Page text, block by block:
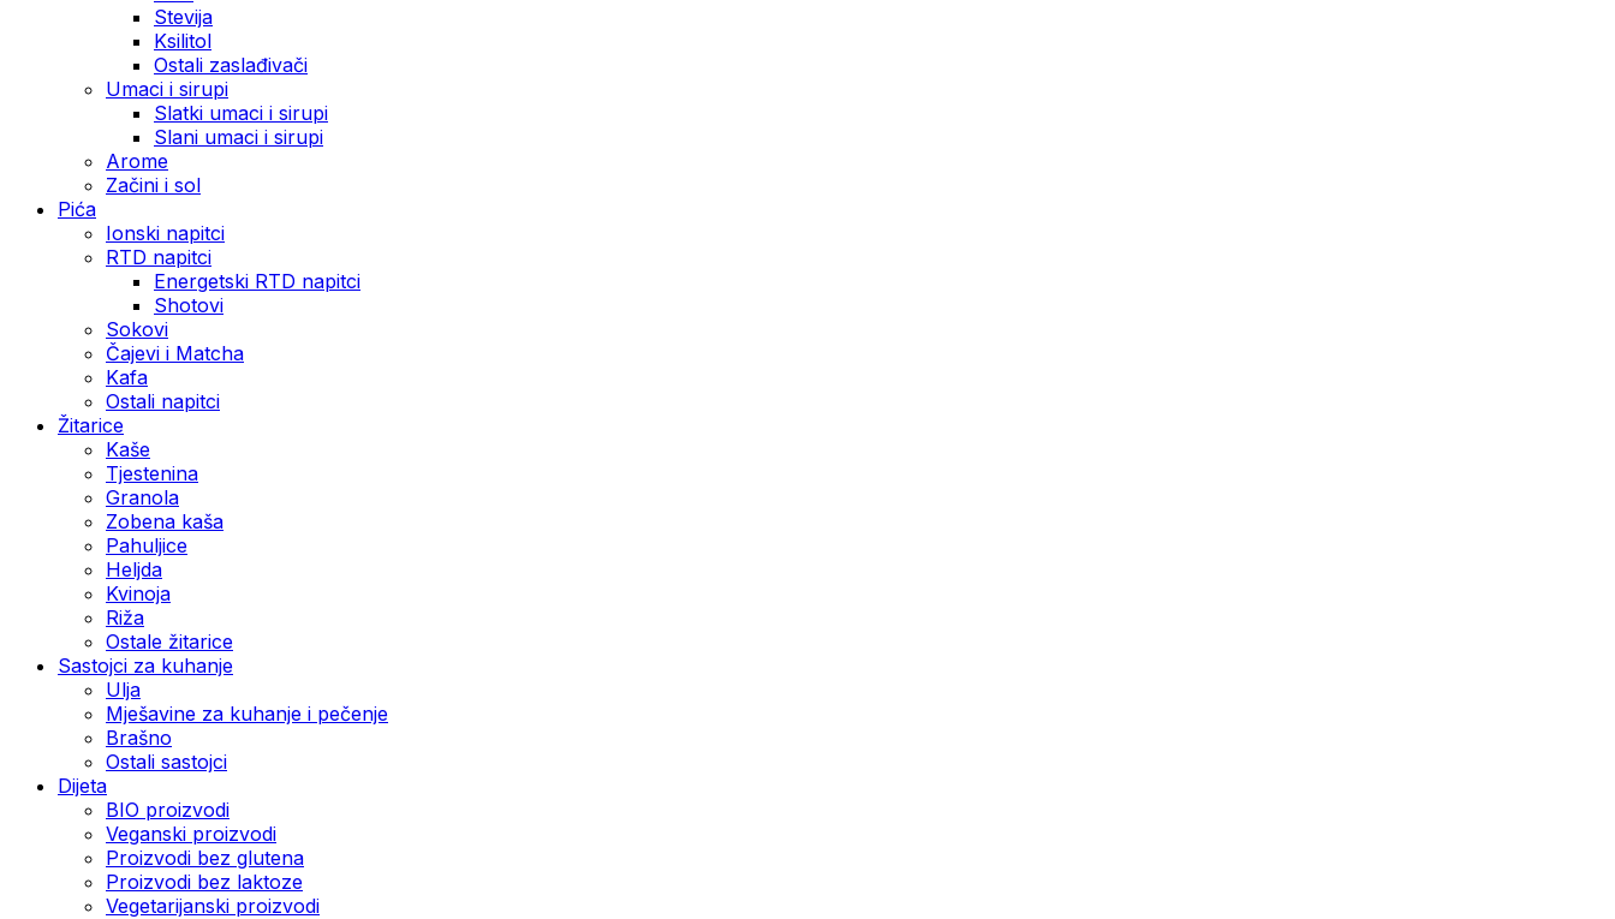
Stevija
Ksilitol
Ostali zaslađivači
Umaci i sirupi
Slatki umaci i sirupi
Slani umaci i sirupi
Arome
Začini i sol
Pića
Ionski napitci
RTD napitci
Energetski RTD napitci
Shotovi
Sokovi
Čajevi i Matcha
Kafa
Ostali napitci
Žitarice
Kaše
Tjestenina
Granola
Zobena kaša
Pahuljice
Heljda
Kvinoja
Riža
Ostale žitarice
Sastojci za kuhanje
Ulja
Mješavine za kuhanje i pečenje
Brašno
Ostali sastojci
Dijeta
BIO proizvodi
Veganski proizvodi
Proizvodi bez glutena
Proizvodi bez laktoze
Vegetarijanski proizvodi